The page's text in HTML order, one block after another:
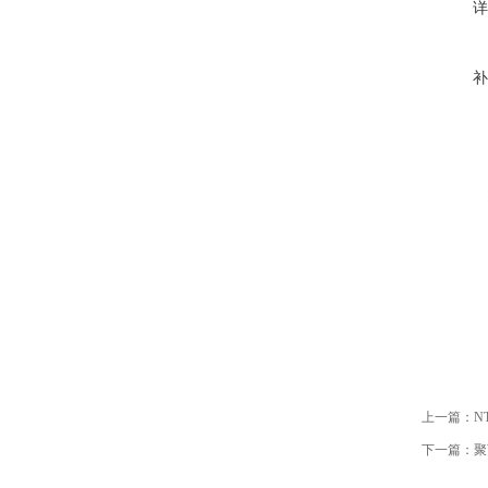
上一篇：
下一篇：